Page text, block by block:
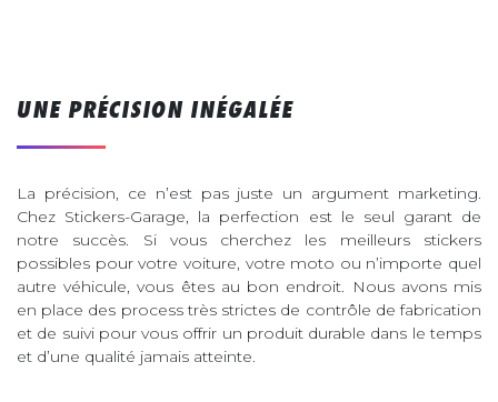
UNE PRÉCISION INÉGALÉE
La précision, ce n’est pas juste un argument marketing.
Chez Stickers-Garage, la perfection est le seul garant de
notre succès. Si vous cherchez les meilleurs stickers
possibles pour votre voiture, votre moto ou n’importe quel
autre véhicule, vous êtes au bon endroit. Nous avons mis
en place des process très strictes de contrôle de fabrication
et de suivi pour vous offrir un produit durable dans le temps
et d’une qualité jamais atteinte.